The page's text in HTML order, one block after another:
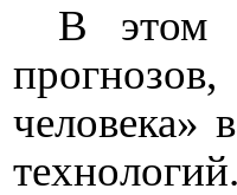
В этом
человека»